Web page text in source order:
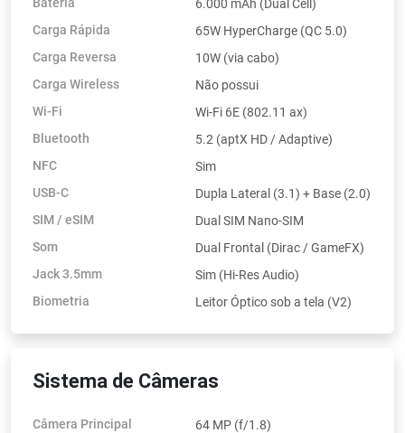
6.000 mAh (Dual Cell)
Carga Rápida
65W HyperCharge (QC 5.0)
Carga Reversa
10W (via cabo)
Carga Wireless
Não possui
Wi-Fi
Wi-Fi 6E (802.11 ax)
Bluetooth
5.2 (aptX HD / Adaptive)
NFC
Sim
USB-C
Dupla Lateral (3.1) + Base (2.0)
SIM / eSIM
Dual SIM Nano-SIM
Som
Dual Frontal (Dirac / GameFX)
Jack 3.5mm
Sim (Hi-Res Audio)
Biometria
Leitor Óptico sob a tela (V2)
Sistema de Câmeras
Câmera Principal
64 MP (f/1.8)